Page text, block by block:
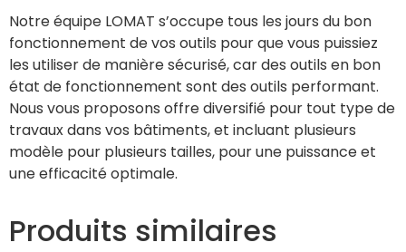
Notre équipe LOMAT s’occupe tous les jours du bon
fonctionnement de vos outils pour que vous puissiez
les utiliser de manière sécurisé, car des outils en bon
état de fonctionnement sont des outils performant.
Nous vous proposons offre diversifié pour tout type de
travaux dans vos bâtiments, et incluant plusieurs
modèle pour plusieurs tailles, pour une puissance et
une efficacité optimale.
Produits similaires